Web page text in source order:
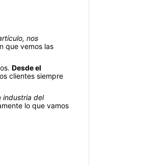
nos
que vemos las
Desde el
clientes siempre
industria del
lo que vamos